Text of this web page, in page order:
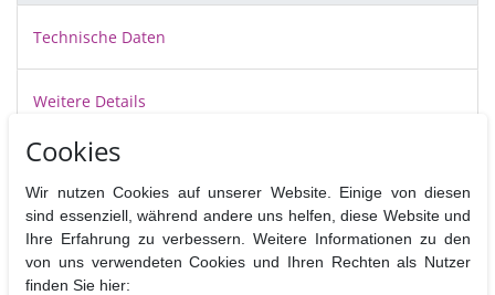
Technische Daten
Weitere Details
Möglichkeiten. Man kann damit Torten und Kekse schnell und ohne
Vorbereitung dekorieren.
Ob mit Icing, Puderfarben, Pastenfarben oder auch mit Airbrush, der
Phantasie sind keine Grenzen gesetzt.
Cookies
Wir nutzen Cookies auf unserer Website. Einige von diesen
sind essenziell, während andere uns helfen, diese Website und
Ihre Erfahrung zu verbessern. Weitere Informationen zu den
von uns verwendeten Cookies und Ihren Rechten als Nutzer
finden Sie hier: